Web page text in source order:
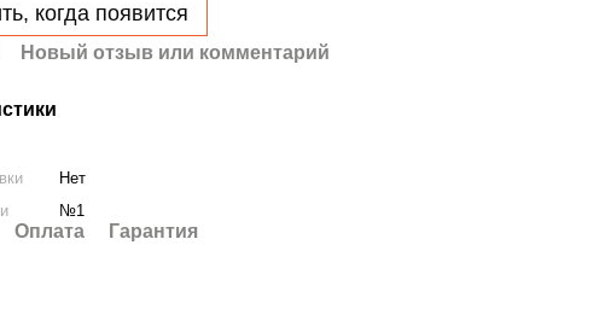
когда появится
Новый отзыв или комментарий
Нет
№1
Оплата Гарантия